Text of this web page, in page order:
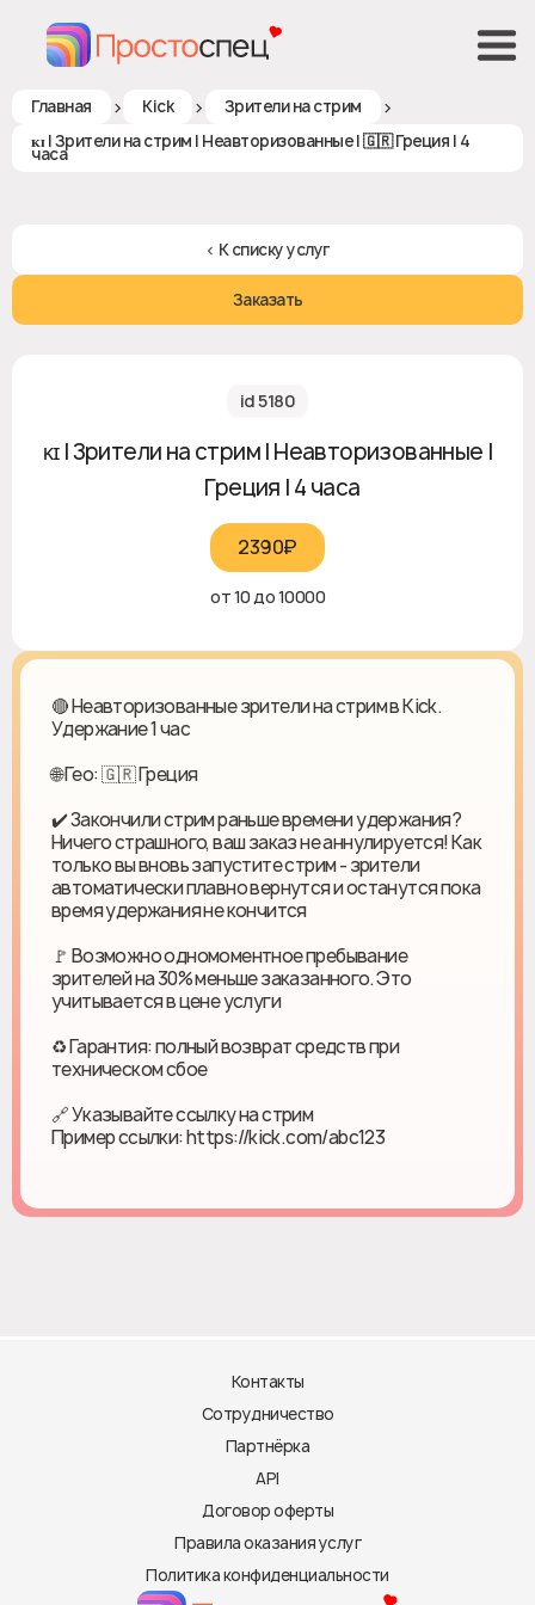
Главная > Kick > Зрители на стрим >
ᴋɪ | Зрители на стрим | Неавторизованные | 🇬🇷 Греция | 4
часа
< К списку услуг
Заказать
id 5180
ᴋɪ | Зрители на стрим | Неавторизованные |
🇬🇷 Греция | 4 часа
2390₽‎
от 10 до 10000
🔴 Неавторизованные зрители на стрим в Kick.
Удержание 1 час
🌐 Гео: 🇬🇷 Греция
✔️ Закончили стрим раньше времени удержания?
Ничего страшного, ваш заказ не аннулируется! Как
только вы вновь запустите стрим - зрители
автоматически плавно вернутся и останутся пока
время удержания не кончится
🚩 Возможно одномоментное пребывание
зрителей на 30% меньше заказанного. Это
учитывается в цене услуги
♻ Гарантия: полный возврат средств при
техническом сбое
🔗 Указывайте ссылку на стрим
Пример ссылки: https://kick.com/abc123
Контакты
Сотрудничество
Партнёрка
API
Договор оферты
Правила оказания услуг
Политика конфиденциальности